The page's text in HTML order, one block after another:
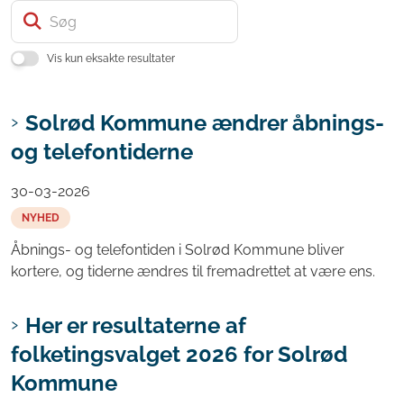
Søg
Vis kun eksakte resultater
Solrød Kommune ændrer åbnings-
og telefontiderne
30-03-2026
NYHED
Åbnings- og telefontiden i Solrød Kommune bliver
kortere, og tiderne ændres til fremadrettet at være ens.
Her er resultaterne af
folketingsvalget 2026 for Solrød
Kommune